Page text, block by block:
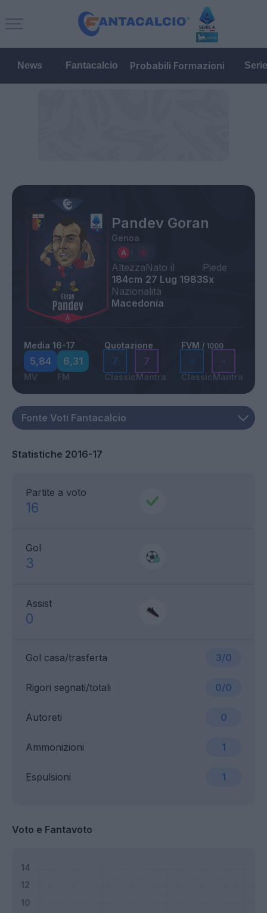
News Fantacalcio Probabili Formazioni
Pandev Goran
Genoa
Altezza
184cm
Nato il
27 Lug 1983
Piede
Sx
Nazionalità
Macedonia
Media 16-17
5,84
MV
6,31
FM
Quotazione
7
Classic
7
Mantra
FVM / 1000
-
Classic
-
Mantra
Statistiche 2016-17
Partite a voto
16
Gol
3
Assist
0
Gol casa/trasferta 3/0
Ammonizioni 1
Rigori segnati/totali 0/0
Espulsioni 1
Autoreti 0
Voto e Fantavoto